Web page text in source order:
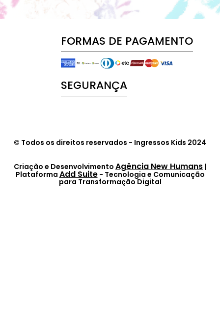
FORMAS DE PAGAMENTO
SEGURANÇA
© Todos os direitos reservados - Ingressos Kids 2024
Criação e Desenvolvimento Agência New Humans |
Plataforma Add Suite- Tecnologia e Comunicação
para Transformação Digital